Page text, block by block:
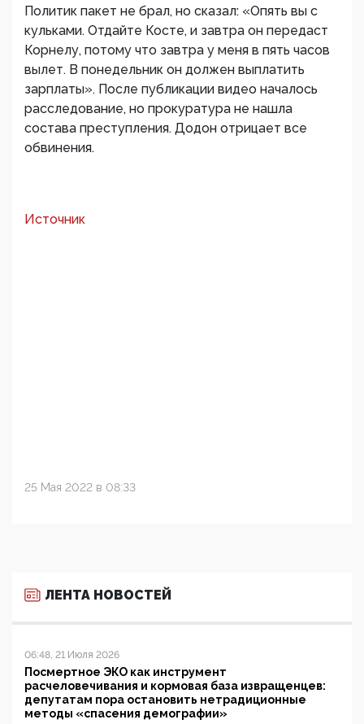
Политик пакет не брал, но сказал: «Опять вы с
кульками. Отдайте Косте, и завтра он передаст
Корнелу, потому что завтра у меня в пять часов
вылет. В понедельник он должен выплатить
зарплаты». После публикации видео началось
расследование, но прокуратура не нашла
состава преступления. Додон отрицает все
обвинения.
Источник
25 Мая 2022 в 08:33
ЛЕНТА НОВОСТЕЙ
06:48, 21 Июля 2026
Посмертное ЭКО как инструмент
расчеловечивания и кормовая база извращенцев:
депутатам пора остановить нетрадиционные
методы «спасения демографии»